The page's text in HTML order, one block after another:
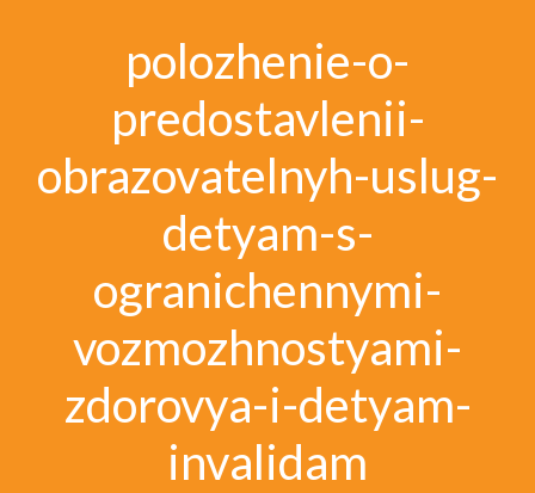
polozhenie-o-
predostavlenii-
obrazovatelnyh-uslug-
detyam-s-
ogranichennymi-
vozmozhnostyami-
zdorovya-i-detyam-
invalidam